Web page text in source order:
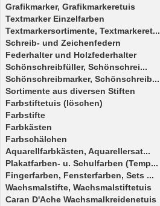
Grafikmarker, Grafikmarkeretuis
Textmarker Einzelfarben
Textmarkersortimente, Textmarkeret...
Schreib- und Zeichenfedern
Federhalter und Holzfederhalter
Schönschreibfüller, Schönschrei...
Schönschreibmarker, Schönschreib...
Sortimente aus diversen Stiften
Farbstiftetuis (löschen)
Farbstifte
Farbkästen
Farbschälchen
Aquarellfarbkästen, Aquarellersat...
Plakatfarben- u. Schulfarben (Temp...
Fingerfarben, Fensterfarben, Sets ...
Wachsmalstifte, Wachsmalstiftetuis
Caran D'Ache Wachsmalkreidenetuis